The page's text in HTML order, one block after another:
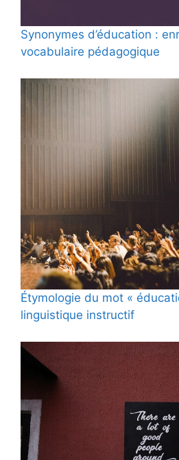
Synonymes d’éducation :
vocabulaire pédagogique
Étymologie du mot «
linguistique instructif